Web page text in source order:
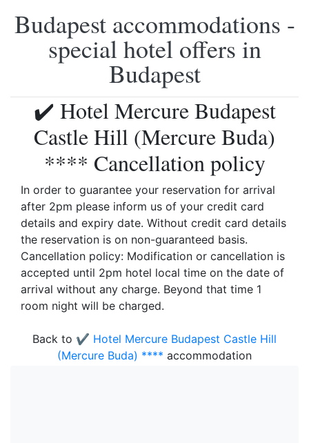
Budapest accommodations -
special hotel offers in
Budapest
✔️ Hotel Mercure Budapest
Castle Hill (Mercure Buda)
**** Cancellation policy
In order to guarantee your reservation for arrival
after 2pm please inform us of your credit card
details and expiry date. Without credit card details
the reservation is on non-guaranteed basis.
Cancellation policy: Modification or cancellation is
accepted until 2pm hotel local time on the date of
arrival without any charge. Beyond that time 1
room night will be charged.
Back to ✔️ Hotel Mercure Budapest Castle Hill
(Mercure Buda) **** accommodation